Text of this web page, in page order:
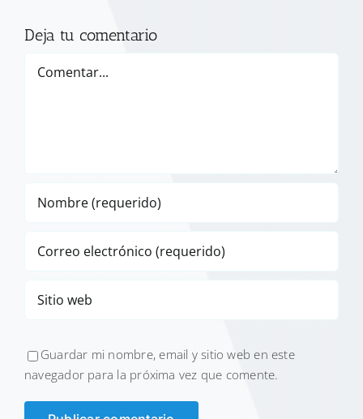
Deja tu comentario
Guardar mi nombre, email y sitio web en este
navegador para la próxima vez que comente.